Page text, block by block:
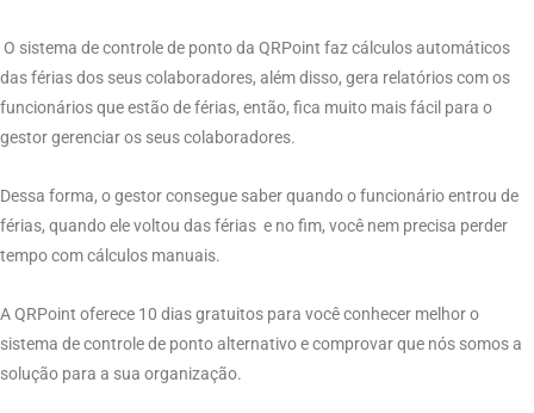
O sistema de controle de ponto da QRPoint faz cálculos automáticos
das férias dos seus colaboradores, além disso, gera relatórios com os
funcionários que estão de férias, então, fica muito mais fácil para o
gestor gerenciar os seus colaboradores.
Dessa forma, o gestor consegue saber quando o funcionário entrou de
férias, quando ele voltou das férias e no fim, você nem precisa perder
tempo com cálculos manuais.
A QRPoint oferece 10 dias gratuitos para você conhecer melhor o
sistema de controle de ponto alternativo e comprovar que nós somos a
solução para a sua organização.